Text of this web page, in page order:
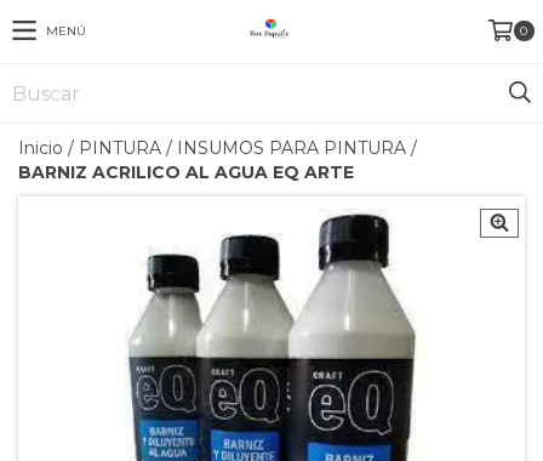
MENÚ 0
Inicio / PINTURA / INSUMOS PARA PINTURA /
BARNIZ ACRILICO AL AGUA EQ ARTE